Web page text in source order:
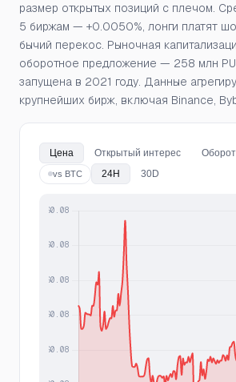
размер открытых позиций с плечом.
5 биржам — +0.0050%, лонги платят
бычий перекос. Рыночная
оборотное предложение — 258 млн
запущена в 2021 году. Данные
крупнейших бирж, включая Binance,
Цена Открытый интерес Оборот
vs BTC 24H 30D